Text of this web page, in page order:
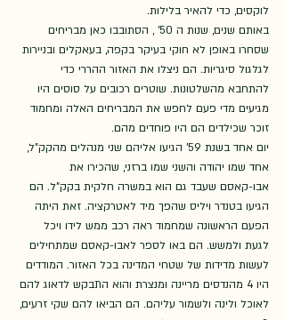
לוקסים, כדי להאיר בלילות.
באותם שנים, שנות ה 50' , הסתובבו כאן מבריחים
שסחרו באופן לא חוקי בעיקר בקפה, בעאקלים ובניירות
לגלגול סיגריות. הם ניצלו את האזור ההררי כדי
להתחבא מהשלטונות. שוטרים רכובים על סוסים היו
מגיעים מדי פעם לחפש את המבריחים האלה ומחמוד
זוכר שכילדים הם היו פוחדים מהם.
יום אחד בשנת 59' הגיעו אליהם שני מנהלים מהקק"ל,
אחד שמו יהודה והשני שמו ברזני, שהכירו את
אבו-קאסם שעבד גם הוא במשרה חלקית בקק"ל. הם
הגיעו בטנדר ויליס שהפך מיד לאטרקציה. זאת היתה
הפעם הראשונה שמחמוד ראה רכב ממש לידו ויכל
לגעת ולמשש. הם באו לספר לאבו-קאסם שמתחילים
לעשות מדידות של שטחי המדינה בכל האזור. המודדים
היו 4 מהנדסים מריינה ומנצרת והוא התבקש לדאוג להם
לאוכל ולינה ולשמור עליהם. הם הביאו להם שקי זרעים,